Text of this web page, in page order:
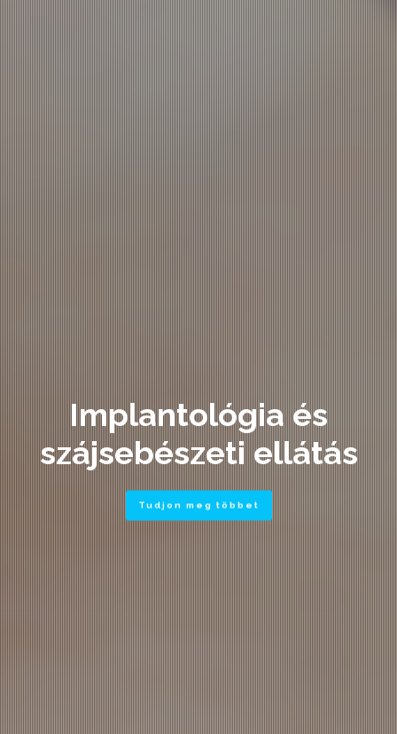
Implantológia és
szájsebészeti ellátás
Tudjon meg többet